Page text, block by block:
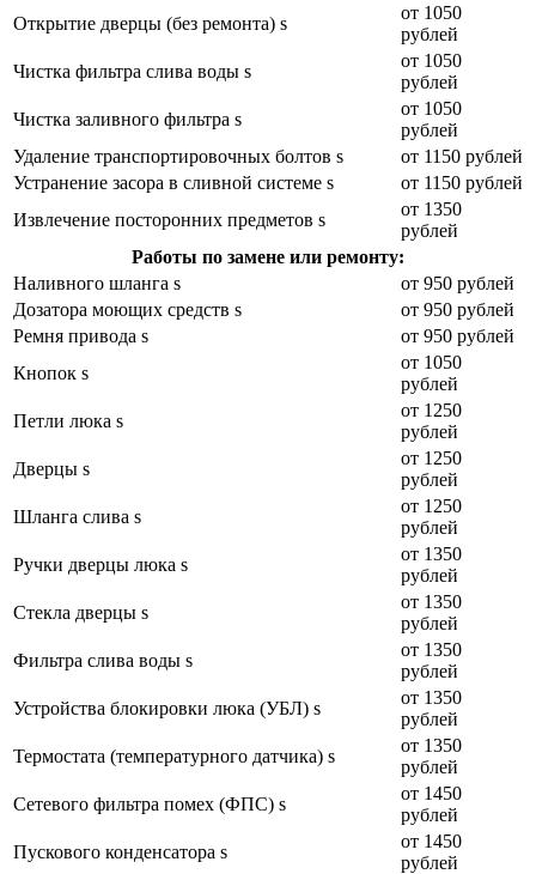
Открытие дверцы (без ремонта) s
от 1050
рублей
Чистка фильтра слива воды s
от 1050
рублей
Чистка заливного фильтра s
от 1050
рублей
Удаление транспортировочных болтов s
от 1150 рублей
Устранение засора в сливной системе s
от 1150 рублей
Извлечение посторонних предметов s
от 1350
рублей
Работы по замене или ремонту:
Наливного шланга s
от 950 рублей
Дозатора моющих средств s
от 950 рублей
Ремня привода s
от 950 рублей
Кнопок s
от 1050
рублей
Петли люка s
от 1250
рублей
Дверцы s
от 1250
рублей
Шланга слива s
от 1250
рублей
Ручки дверцы люка s
от 1350
рублей
Стекла дверцы s
от 1350
рублей
Фильтра слива воды s
от 1350
рублей
Устройства блокировки люка (УБЛ) s
от 1350
рублей
Термостата (температурного датчика) s
от 1350
рублей
Сетевого фильтра помех (ФПС) s
от 1450
рублей
Пускового конденсатора s
от 1450
рублей